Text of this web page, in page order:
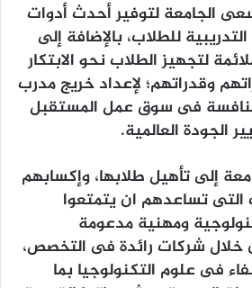
الجامعة لتوفير أحدث أدوات
التدريبية للطلاب، بالإضافة إلى
لتجهيز الطلاب نحو الابتكار
وقدراتهم؛ لإعداد خريج مدرب
فى سوق عمل المستقبل
الجودة العالمية.
إلى تأهيل طلابها، وإكسابهم
التى تساعدهم ان يتمتعوا
ومهنية مدعومة
خلال شركات رائدة فى التخصص،
فى علوم التكنولوجيا بما